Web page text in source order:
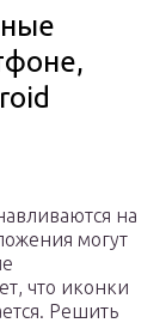
на
могут
что иконки
Решить